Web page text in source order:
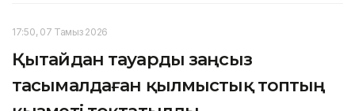
17:50, 07 Тамыз 2026
Қытайдан тауарды заңсыз
тасымалдаған қылмыстық топтың